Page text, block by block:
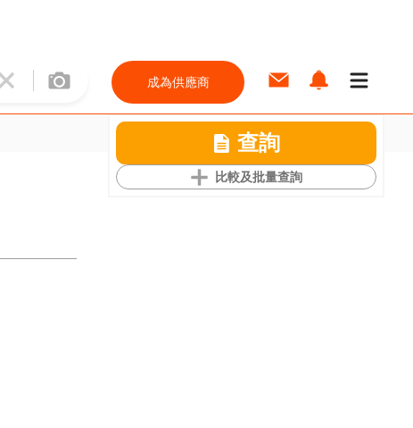
成為供應商
查詢
比較及批量查詢